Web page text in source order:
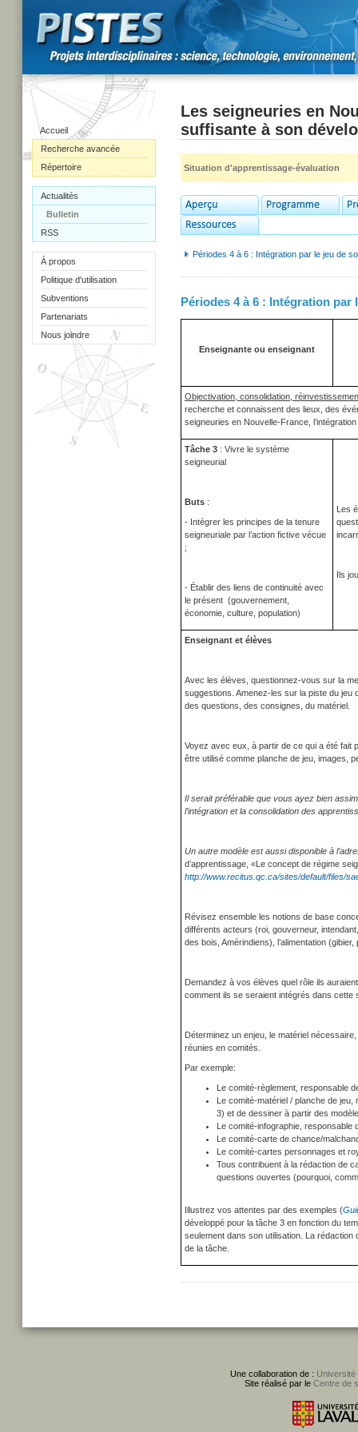
Accueil
Recherche avancée
Répertoire
Actualités
Bulletin
RSS
À propos
Politique d'utilisation
Subventions
Partenariats
Nous joindre
Les seigneuries en
suffisante à son
Situation d'apprentissage-évaluation
Périodes 4 à 6 : Intégration par le jeu de
Périodes 4 à 6 : Intégration par
Enseignante ou enseignant
Objectivation, consolidation,
recherche et connaissent des lieux, des
seigneuries en Nouvelle-France,
Tâche 3 : Vivre le système
seigneurial
Buts :
- Intégrer les principes de la tenure
seigneuriale par l’action fictive vécue
;
- Établir des liens de continuité avec
le présent (gouvernement,
économie, culture, population)
Les
Ils
Enseignant et élèves
Avec les élèves, questionnez-vous sur la
suggestions. Amenez-les sur la piste du
des questions, des consignes, du matériel.
Voyez avec eux, à partir de ce qui a été fait
être utilisé comme planche de jeu, images,
Il serait préférable que vous ayez bien
l’intégration et la consolidation des
Un autre modèle est aussi disponible à
d’apprentissage, «Le concept de régime
http://www.recitus.qc.ca/sites/default/files/
Révisez ensemble les notions de base
différents acteurs (roi, gouverneur,
des bois, Amérindiens), l’alimentation
Demandez à vos élèves quel rôle ils
comment ils se seraient intégrés dans cette
Déterminez un enjeu, le matériel
réunies en comités.
Par exemple:
Le comité-règlement, responsable
Le comité-matériel / planche de
3) et de dessiner à partir des
Le comité-infographie, responsable
Le comité-carte de chance/
Le comité-cartes personnages et
Tous contribuent à la rédaction de
questions ouvertes (pourquoi,
Illustrez vos attentes par des exemples (
développé pour la tâche 3 en fonction du
seulement dans son utilisation. La
de la tâche.
Une collaboration de : Université
Site réalisé par le Centre de